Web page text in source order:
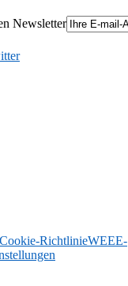
Newsletter
Cookie-RichtlinieWEEE-